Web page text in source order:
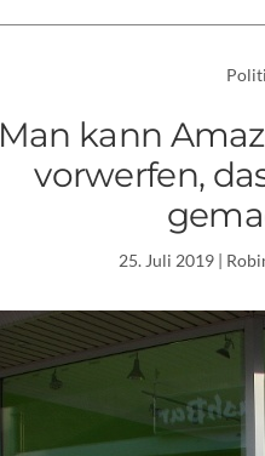
Man kann
vorwerfen,
25. Juli 2019 |